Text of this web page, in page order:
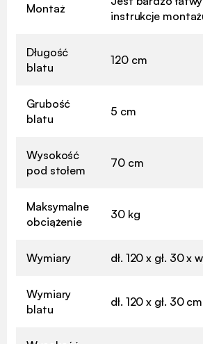
Montaż
instrukcje
Długość
blatu
120 cm
Grubość
blatu
5 cm
Wysokość
pod stołem
70 cm
Maksymalne
obciążenie
30 kg
Wymiary dł. 120 x gł. 30 x
Wymiary
blatu
dł. 120 x gł. 30 cm